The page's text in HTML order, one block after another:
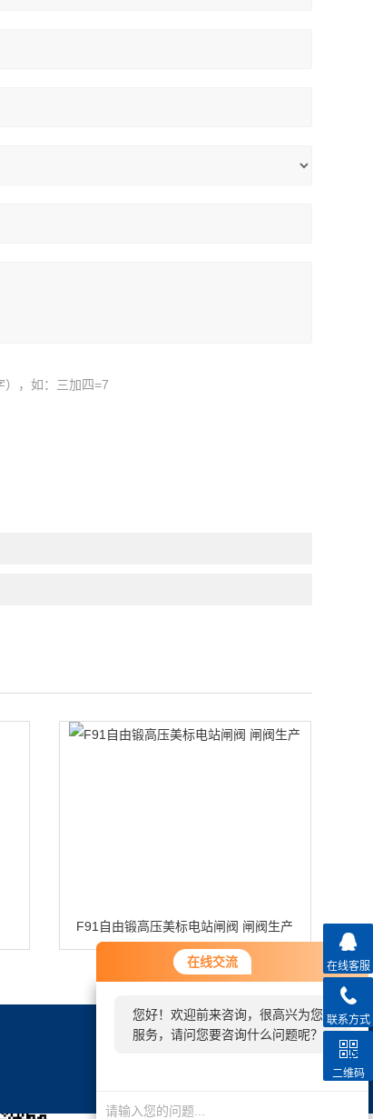
在线交流
您好！欢迎前来咨询，很高兴为您
服务，请问您要咨询什么问题呢？
您好，看您停留很久了，是否找到
了需求产品，您可以直接在线与我
在线交流
您好！欢迎前来咨询，很高兴为您
服务，请问您要咨询什么问题呢？
），如：三加四=7
F91自由锻高压美标电站闸阀 闸阀生产
在线客服
联系方式
二维码